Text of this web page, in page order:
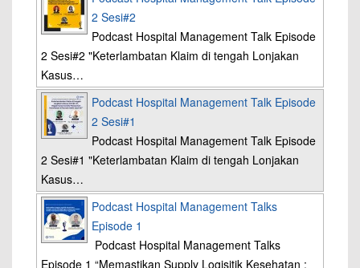
2 Sesi#2
Podcast Hospital Management Talk Episode
2 Sesi#2 "Keterlambatan Klaim di tengah Lonjakan
Kasus…
Podcast Hospital Management Talk Episode
2 Sesi#1
Podcast Hospital Management Talk Episode
2 Sesi#1 "Keterlambatan Klaim di tengah Lonjakan
Kasus…
Podcast Hospital Management Talks
Episode 1
Podcast Hospital Management Talks
Episode 1 “Memastikan Supply Logisitik Kesehatan :